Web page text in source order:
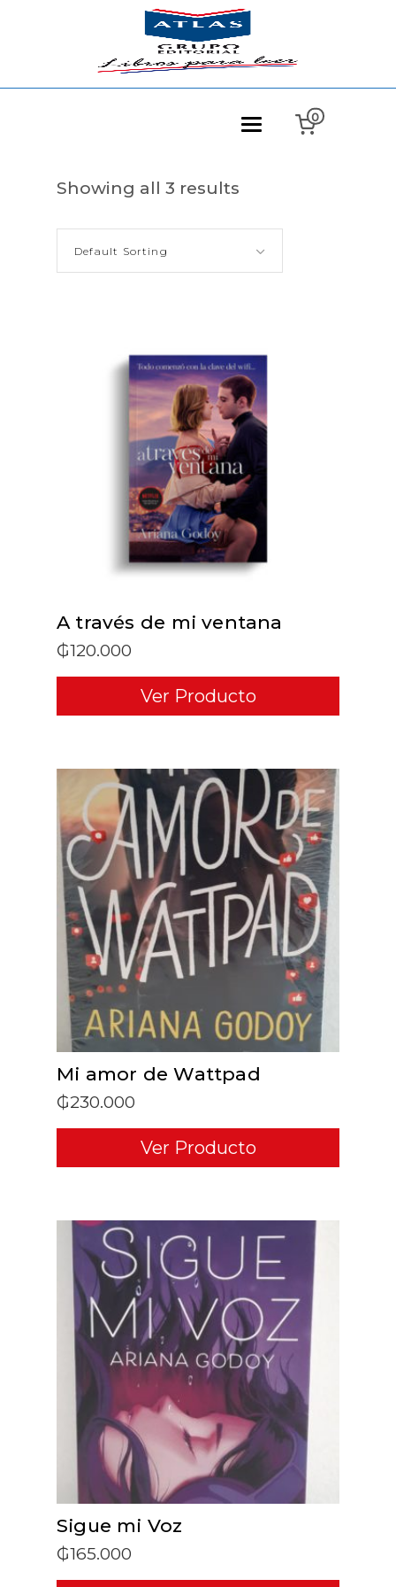
0
Showing all 3 results
Default Sorting
ADD TO CART
A través de mi ventana
₲120.000
Ver Producto
ADD TO CART
Mi amor de Wattpad
₲230.000
Ver Producto
ADD TO CART
Sigue mi Voz
₲165.000